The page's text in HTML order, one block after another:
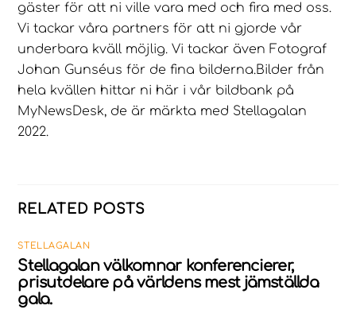
gäster för att ni ville vara med och fira med oss.
Vi tackar våra partners för att ni gjorde vår
underbara kväll möjlig. Vi tackar även Fotograf
Johan Gunséus för de fina bilderna.Bilder från
hela kvällen hittar ni här i vår bildbank på
MyNewsDesk, de är märkta med Stellagalan
2022.
RELATED POSTS
STELLAGALAN
Stellagalan välkomnar konferencierer,
prisutdelare på världens mest jämställda
gala.